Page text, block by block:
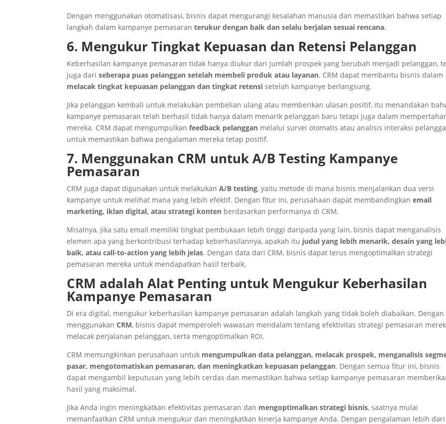
Dengan menggunakan otomatisasi, bisnis dapat mengurangi kesalahan manusia dan memastikan bahwa setiap
langkah dalam kampanye pemasaranterukur dengan baik dan selalu berjalan sesuai rencana.
6. Mengukur Tingkat Kepuasan dan Retensi Pelanggan
Keberhasilan kampanye pemasaran tidak hanya diukur dari jumlah prospek yang berubah menjadi pelanggan,
juga dariseberapa puas pelanggan setelah membeli produk atau layanan. CRM dapat membantu bisnis dalam
melacak tingkat kepuasan pelanggan dan tingkat retensi setelah kampanye berlangsung.
Jika pelanggan kembali untuk melakukan pembelian ulang atau memberikan ulasan positif, itu menandakan
kampanye pemasaran telah berhasil tidak hanya dalam menarik pelanggan baru tetapi juga dalam
mereka. CRM dapat mengumpulkanfeedback pelanggan melalui survei otomatis atau analisis interaksi
untuk memastikan bahwa pengalaman mereka tetap positif.
7. Menggunakan CRM untuk A/B Testing Kampanye
Pemasaran
CRM juga dapat digunakan untuk melakukanA/B testing, yaitu metode di mana bisnis menjalankan dua versi
kampanye untuk melihat mana yang lebih efektif. Dengan fitur ini, perusahaan dapat membandingkanemail
marketing, iklan digital, atau strategi konten berdasarkan performanya di CRM.
Misalnya, jika satu email memiliki tingkat pembukaan lebih tinggi daripada yang lain, bisnis dapat menganalisis
elemen apa yang berkontribusi terhadap keberhasilannya, apakah itu judul yang lebih menarik, desain yang
baik, atau call-to-action yang lebih jelas. Dengan data dari CRM, bisnis dapat terus mengoptimalkan strategi
pemasaran mereka untuk mendapatkan hasil terbaik.
CRM adalah Alat Penting untuk Mengukur Keberhasilan
Kampanye Pemasaran
Di era digital, mengukur keberhasilan kampanye pemasaran adalah langkah yang tidak boleh diabaikan. Dengan
menggunakanCRM, bisnis dapat memperoleh wawasan mendalam tentang efektivitas strategi pemasaran
melacak perjalanan pelanggan, serta mengoptimalkan ROI.
CRM memungkinkan perusahaan untuk mengumpulkan data pelanggan, melacak prospek, menganalisis
pasar, mengotomatiskan pemasaran, dan meningkatkan kepuasan pelanggan. Dengan semua fitur ini, bisnis
dapat mengambil keputusan yang lebih cerdas dan memastikan bahwa setiap kampanye pemasaran
hasil yang maksimal.
Jika Anda ingin meningkatkan efektivitas pemasaran dan mengoptimalkan strategi bisnis, saatnya mulai
memanfaatkan CRM untuk mengukur dan meningkatkan kinerja kampanye Anda. Dengan pengalaman lebih